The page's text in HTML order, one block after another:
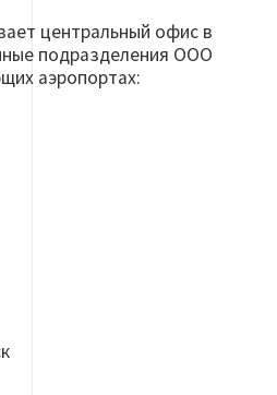
центральный офис в
подразделения ООО
аэропортах: